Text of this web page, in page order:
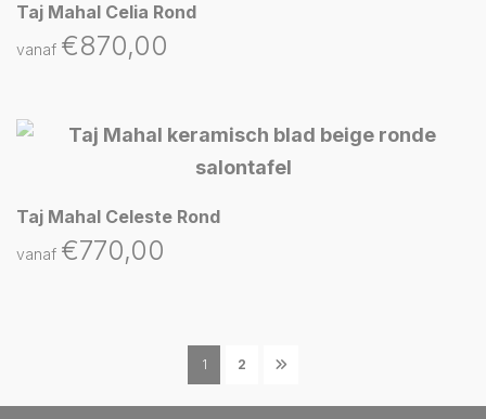
Taj Mahal Celia Rond
vanaf €870,00
Taj Mahal Celeste Rond
vanaf €770,00
1 2